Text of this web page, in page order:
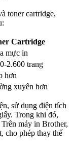
toner cartridge,
Cartridge
mực in
2.600 trang
hơn
xuyên hơn
sử dụng điện tích
Trong khi đó,
máy in Brother,
cho phép thay thế